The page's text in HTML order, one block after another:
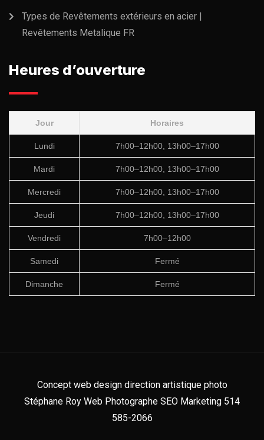
Types de Revêtements extérieurs en acier |
Revêtements Metalique FR
Heures d’ouverture
Jour Horaires
Lundi 7h00–12h00, 13h00–17h00
Mardi 7h00–12h00, 13h00–17h00
Mercredi 7h00–12h00, 13h00–17h00
Jeudi 7h00–12h00, 13h00–17h00
Vendredi 7h00–12h00
Samedi Fermé
Dimanche Fermé
Concept web design direction artistique photo
Stéphane Roy Web Photographe SEO Marketing 514
585-2066